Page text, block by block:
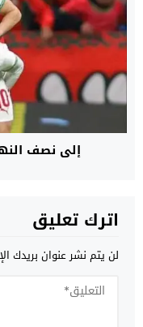
إلى نصف
اترك تعليق
لن يتم نشر عنوان بريدك